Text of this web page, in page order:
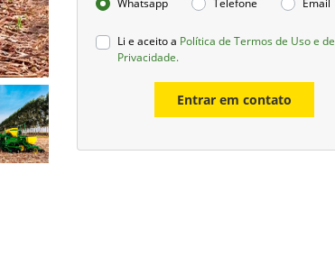
Whatsapp Telefone Email
Li e aceito a Política de Termos de Uso e de
Privacidade.
Entrar em contato